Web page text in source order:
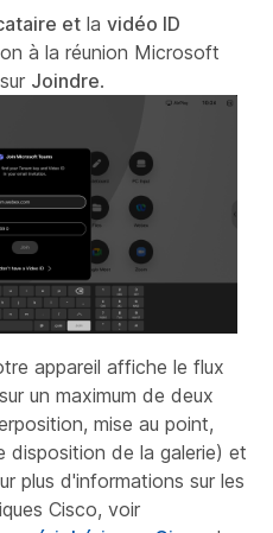
et la vidéo ID
à la réunion Microsoft
Joindre.
appareil affiche le flux
un maximum de deux
mise au point,
disposition de la galerie) et
plus d'informations sur les
Cisco, voir